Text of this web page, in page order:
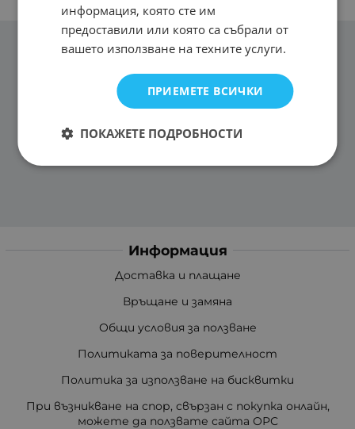
Информация
Доставка и плащане
Връщане и замяна
Общи условия за ползване
Политиката за поверителност
Политика за използване на бисквитки
При възникване на спор, свързан с покупка онлайн,
можете да ползвате сайта ОРС
информация, която сте им
предоставили или която са събрали от
вашето използване на техните услуги.
ПРИЕМЕТЕ ВСИЧКИ
ПОКАЖЕТЕ ПОДРОБНОСТИ